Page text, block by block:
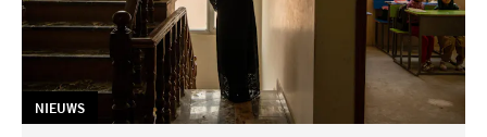
TAG:
NIEUWS